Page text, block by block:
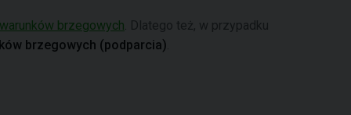
brzegowych . Dlatego też, w przypadku
brzegowych (podparcia)